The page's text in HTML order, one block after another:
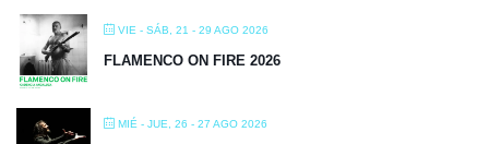
VIE - SÁB, 21 - 29 AGO 2026
FLAMENCO ON FIRE 2026
MIÉ - JUE, 26 - 27 AGO 2026